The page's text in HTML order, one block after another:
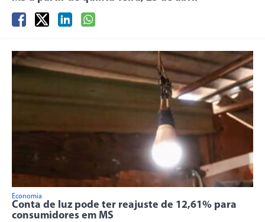
Economia
Conta de luz pode ter reajuste de 12,61% para
consumidores em MS